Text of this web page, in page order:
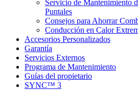
Servicio de Mantenimiento
Puntales
Consejos para Ahorrar
Conducción en Calor
Accesorios Personalizados
Garantía
Servicios Externos
Programa de Mantenimiento
Guías del propietario
SYNC™ 3